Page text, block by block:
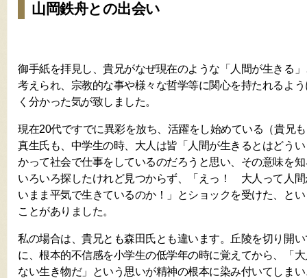
山岡鉄舟との出会い
御手紙を拝見し、貴兄がなぜ現在のような「人間が生きる
考えられ、宗教的な事や様々な哲学等に関心を持たれるよ
く分かった気が致しました。
現在20代ですでに異彩を放ち、活躍をし始めている（貴兄
真生氏も、中学生の時、大人は皆「人間が生きるとはどう
かって社会で仕事をしているのだろうと思い、その意味を
いろいろ探したけれど見つからず、「えっ！ 大人って人
いまま平気で生きているのか！」とショックを受けた、と
ことがありました。
私の場合は、貴兄とも森田氏とも違います。丘陵を切り開
に、根本的不信感を小学生の低学年の時に覚えてから、「
ない生き物だ」という思いが精神の根本に染み付いてしま